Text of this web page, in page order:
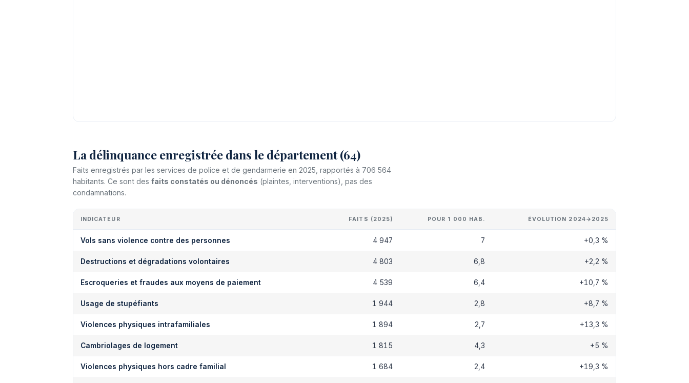
La délinquance enregistrée dans le département (64)
Faits enregistrés par les services de police et de gendarmerie en 2025, rapportés à 706 564
habitants. Ce sont des faits constatés ou dénoncés (plaintes, interventions), pas des
condamnations.
INDICATEUR FAITS (2025) POUR 1 000 HAB. ÉVOLUTION 2024→2025
Vols sans violence contre des personnes 4 947 7 +0,3 %
Destructions et dégradations volontaires 4 803 6,8 +2,2 %
Escroqueries et fraudes aux moyens de paiement 4 539 6,4 +10,7 %
Usage de stupéfiants 1 944 2,8 +8,7 %
Violences physiques intrafamiliales 1 894 2,7 +13,3 %
Cambriolages de logement 1 815 4,3 +5 %
Violences physiques hors cadre familial 1 684 2,4 +19,3 %